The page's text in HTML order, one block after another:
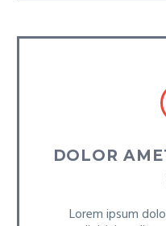
DOLOR
Lorem ipsum